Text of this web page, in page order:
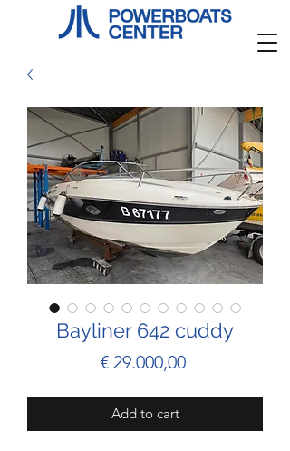
Bayliner 642 cuddy
€ 29.000,00Prijs
Add to cart